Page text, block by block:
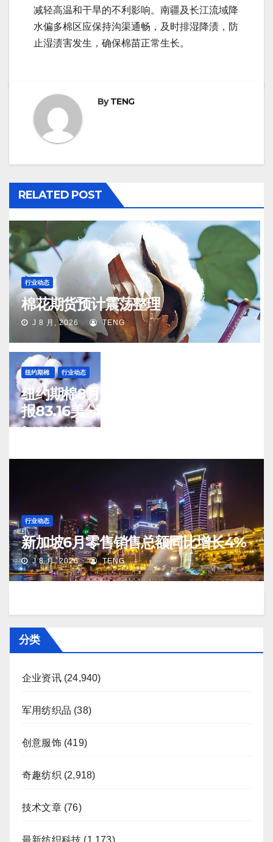
减轻高温和干旱的不利影响。南疆及长江流域降
水偏多棉区应保持沟渠通畅，及时排湿降渍，防
止湿渍害发生，确保棉苗正常生长。
ByTENG
RELATED POST
行业动态
棉花期货预计震荡整理
J 8 月, 2026 TENG
纽约期棉 行业动态
纽约期棉8月6日(周四)收涨12月合约
报83.16美分/磅
J 8 月, 2026 TENG
行业动态
新加坡6月零售销售总额同比增长4%
J 8 月, 2026 TENG
分类
企业资讯(24,940)
军用纺织品 (38)
创意服饰(419)
奇趣纺织 (2,918)
技术文章(76)